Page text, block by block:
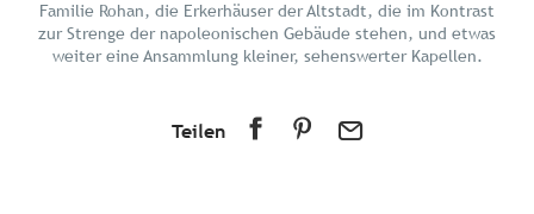
Familie Rohan, die Erkerhäuser der Altstadt, die im Kontrast
zur Strenge der napoleonischen Gebäude stehen, und etwas
weiter eine Ansammlung kleiner, sehenswerter Kapellen.
Teilen